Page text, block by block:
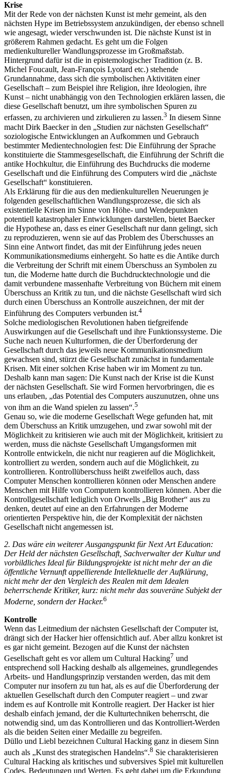
Krise
Mit der Rede von der nächsten Kunst ist mehr gemeint, als den
nächsten Hype im Betriebssystem anzukündigen, der ebenso schnell
wie angesagt, wieder verschwunden ist. Die nächste Kunst ist in
größerem Rahmen gedacht. Es geht um die Folgen
medienkultureller Wandlungsprozesse im Großmaßstab.
Hintergrund dafür ist die in epistemologischer Tradition (z. B.
Michel Foucault, Jean-François Lyotard etc.) stehende
Grundannahme, dass sich die symbolischen Aktivitäten einer
Gesellschaft – zum Beispiel ihre Religion, ihre Ideologien, ihre
Kunst – nicht unabhängig von den Technologien erklären lassen, die
diese Gesellschaft benutzt, um ihre symbolischen Spuren zu
erfassen, zu archivieren und zirkulieren zu lassen.3 In diesem Sinne
macht Dirk Baecker in den „Studien zur nächsten Gesellschaft“
soziologische Entwicklungen an Aufkommen und Gebrauch
bestimmter Medientechnologien fest: Die Einführung der Sprache
konstituierte die Stammesgesellschaft, die Einführung der Schrift die
antike Hochkultur, die Einführung des Buchdrucks die moderne
Gesellschaft und die Einführung des Computers wird die „nächste
Gesellschaft“ konstituieren.
Als Erklärung für die aus den medienkulturellen Neuerungen je
folgenden gesellschaftlichen Wandlungsprozesse, die sich als
existentielle Krisen im Sinne von Höhe- und Wendepunkten
potentiell katastrophaler Entwicklungen darstellen, bietet Baecker
die Hypothese an, dass es einer Gesellschaft nur dann gelingt, sich
zu reproduzieren, wenn sie auf das Problem des Überschusses an
Sinn eine Antwort findet, das mit der Einführung jedes neuen
Kommunikationsmediums einhergeht. So hatte es die Antike durch
die Verbreitung der Schrift mit einem Überschuss an Symbolen zu
tun, die Moderne hatte durch die Buchdrucktechnologie und die
damit verbundene massenhafte Verbreitung von Büchern mit einem
Überschuss an Kritik zu tun, und die nächste Gesellschaft wird sich
durch einen Überschuss an Kontrolle auszeichnen, der mit der
Einführung des Computers verbunden ist.4
Solche mediologischen Revolutionen haben tiefgreifende
Auswirkungen auf die Gesellschaft und ihre Funktionssysteme. Die
Suche nach neuen Kulturformen, die der Überforderung der
Gesellschaft durch das jeweils neue Kommunikationsmedium
gewachsen sind, stürzt die Gesellschaft zunächst in fundamentale
Krisen. Mit einer solchen Krise haben wir im Moment zu tun.
Deshalb kann man sagen: Die Kunst nach der Krise ist die Kunst
der nächsten Gesellschaft. Sie wird Formen hervorbringen, die es
uns erlauben, „das Potential des Computers auszunutzen, ohne uns
von ihm an die Wand spielen zu lassen“.5
Genau so, wie die moderne Gesellschaft Wege gefunden hat, mit
dem Überschuss an Kritik umzugehen, und zwar sowohl mit der
Möglichkeit zu kritisieren wie auch mit der Möglichkeit, kritisiert zu
werden, muss die nächste Gesellschaft Umgangsformen mit
Kontrolle entwickeln, die nicht nur reagieren auf die Möglichkeit,
kontrolliert zu werden, sondern auch auf die Möglichkeit, zu
kontrollieren. Kontrollüberschuss heißt zweifellos auch, dass
Computer Menschen kontrollieren können oder Menschen andere
Menschen mit Hilfe von Computern kontrollieren können. Aber die
Kontrollgesellschaft lediglich von Orwells „Big Brother“ aus zu
denken, deutet auf eine an den Erfahrungen der Moderne
orientierten Perspektive hin, die der Komplexität der nächsten
Gesellschaft nicht angemessen ist.
2. Das wäre ein weiterer Ausgangspunkt für Next Art Education:
Der Held der nächsten Gesellschaft, Sachverwalter der Kultur und
vorbildliches Ideal für Bildungsprojekte ist nicht mehr der an die
öffentliche Vernunft appellierende Intellektuelle der Aufklärung,
nicht mehr der den Vergleich des Realen mit dem Idealen
beherrschende Kritiker, kurz: nicht mehr das souveräne Subjekt der
Moderne, sondern der Hacker.6
Kontrolle
Wenn das Leitmedium der nächsten Gesellschaft der Computer ist,
drängt sich der Hacker hier offensichtlich auf. Aber allzu konkret ist
es gar nicht gemeint. Bezogen auf die Kunst der nächsten
Gesellschaft geht es vor allem um Cultural Hacking7 und
entsprechend soll Hacking deshalb als allgemeines, grundlegendes
Arbeits- und Handlungsprinzip verstanden werden, das mit dem
Computer nur insofern zu tun hat, als es auf die Überforderung der
aktuellen Gesellschaft durch den Computer reagiert – und zwar
indem es auf Kontrolle mit Kontrolle reagiert. Der Hacker ist hier
deshalb einfach jemand, der die Kulturtechniken beherrscht, die
notwendig sind, um das Kontrollieren und das Kontrolliert-Werden
als die beiden Seiten einer Medaille zu begreifen.
Düllo und Liebl bezeichnen Cultural Hacking ganz in diesem Sinn
auch als „Kunst des strategischen Handelns“.8 Sie charakterisieren
Cultural Hacking als kritisches und subversives Spiel mit kulturellen
Codes, Bedeutungen und Werten. Es geht dabei um die Erkundung